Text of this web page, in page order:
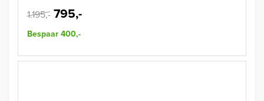
1.195,- 795,-
Bespaar 400,-